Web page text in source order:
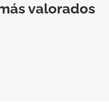
valorados